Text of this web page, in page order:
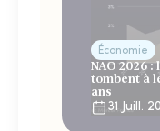
Économie
NAO 2026
tombent à
ans
31 Juill.